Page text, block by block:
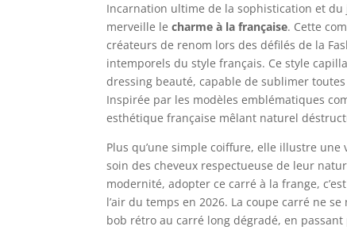
Incarnation ultime de la sophistication et
merveille lecharme à la française. Cette
créateurs de renom lors des défilés de la
intemporels du style français. Ce style
dressing beauté, capable de sublimer
Inspirée par les modèles emblématiques
esthétique française mêlant naturel
Plus qu’une simple coiffure, elle illustre
soin des cheveux respectueuse de leur
modernité, adopter ce carré à la frange,
l’air du temps en 2026. La coupe carré ne
bob rétro au carré long dégradé, en